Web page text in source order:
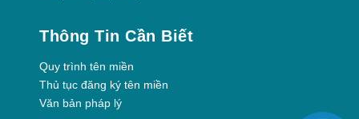
Thông Tin Cần Biết
Quy trình tên miền
Thủ tục đăng ký tên miền
Văn bản pháp lý